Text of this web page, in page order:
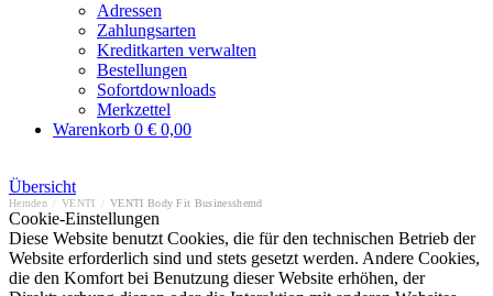
Adressen
Zahlungsarten
Kreditkarten verwalten
Bestellungen
Sofortdownloads
Merkzettel
Warenkorb 0 € 0,00
Übersicht
Hemden VENTI VENTI Body Fit Businesshemd
Cookie-Einstellungen
Diese Website benutzt Cookies, die für den technischen Betrieb der
Website erforderlich sind und stets gesetzt werden. Andere Cookies,
die den Komfort bei Benutzung dieser Website erhöhen, der